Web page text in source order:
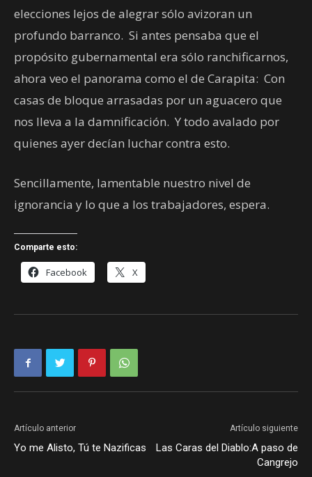
elecciones lejos de alegrar sólo avizoran un
profundo barranco. Si antes pensaba que el
propósito gubernamental era sólo ranchificarnos,
ahora veo el panorama como el de Carapita: Con
casas de bloque arrasadas por un aguacero que
nos lleva a la damnificación. Y todo avalado por
quienes ayer decían luchar contra esto.
Sencillamente, lamentable nuestro nivel de
ignorancia y lo que a los trabajadores, espera.
Comparte esto:
Facebook X
Artículo anterior
Yo me Alisto, Tú te Nazificas
Artículo siguiente
Las Caras del Diablo:A paso de
Cangrejo